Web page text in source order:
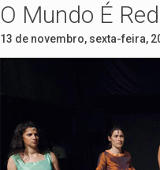
O Mundo É
13 de novembro, sexta-feira,